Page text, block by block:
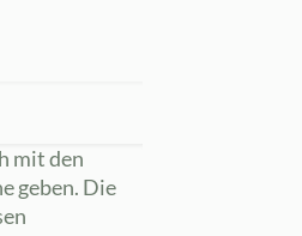
mit den
geben. Die